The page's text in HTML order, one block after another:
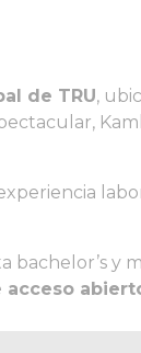
de TRU,
bachelor’s
acceso